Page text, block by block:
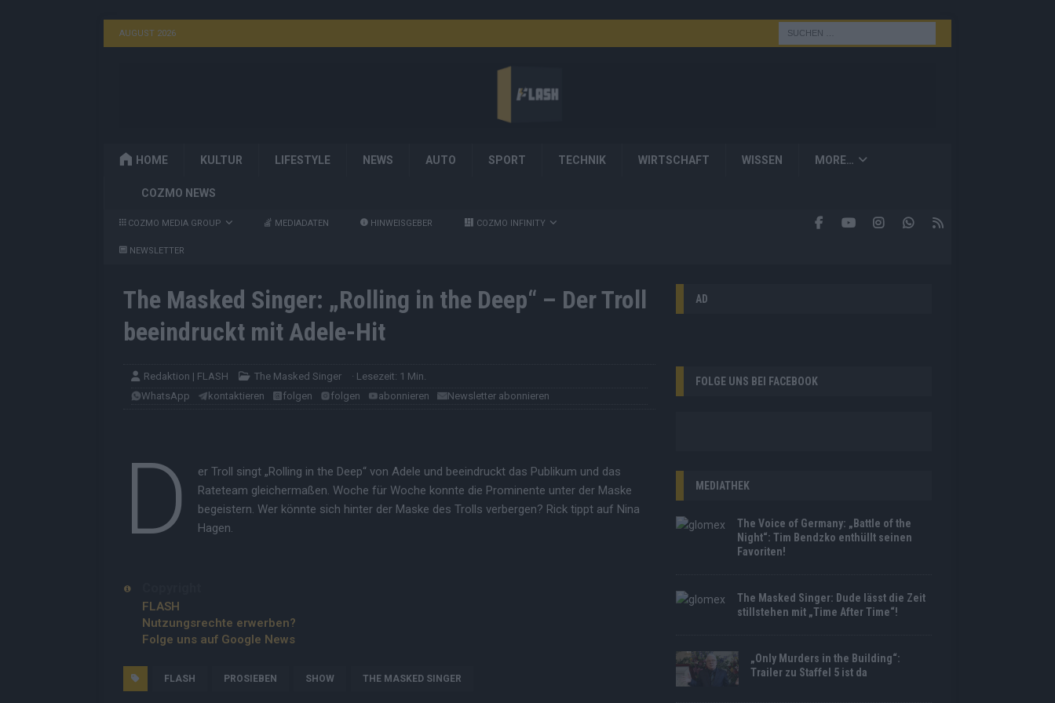
AUGUST 2026
HOME KULTUR LIFESTYLE NEWS AUTO SPORT TECHNIK WIRTSCHAFT WISSEN MORE…
COZMO NEWS
COZMO MEDIA GROUP MEDIADATEN HINWEISGEBER COZMO INFINITY
NEWSLETTER
The Masked Singer: „Rolling in the Deep“ – Der Troll
beeindruckt mit Adele-Hit
Redaktion | FLASH The Masked Singer
· Lesezeit: 1 Min.
WhatsApp
kontaktieren folgen folgen abonnieren Newsletter abonnieren
D
er Troll singt „Rolling in the Deep“ von Adele und beeindruckt das Publikum und das
Rateteam gleichermaßen. Woche für Woche konnte die Prominente unter der Maske
begeistern. Wer könnte sich hinter der Maske des Trolls verbergen? Rick tippt auf Nina
Hagen.
FLASH
Nutzungsrechte erwerben?
Folge uns auf Google News
FLASH PROSIEBEN SHOW THE MASKED SINGER
AD
FOLGE UNS BEI FACEBOOK
MEDIATHEK
The Voice of Germany: „Battle of the
Night“: Tim Bendzko enthüllt seinen
Favoriten!
The Masked Singer: Dude lässt die Zeit
stillstehen mit „Time After Time“!
„Only Murders in the Building“:
Trailer zu Staffel 5 ist da